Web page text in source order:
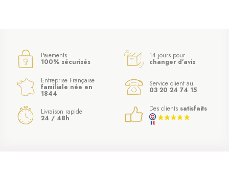
Paiements
100% sécurisés
14 jours pour
changer d’avis
Entreprise Française
familiale née en
1844
Service client au
03 20 24 74 15
Livraison rapide
24 / 48h
Des clients satisfaits